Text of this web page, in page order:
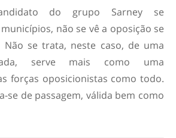
do grupo Sarney se
não se vê a oposição se
Não se trata, neste caso, de uma
serve mais como uma
forças oposicionistas como todo.
se de passagem, válida bem como